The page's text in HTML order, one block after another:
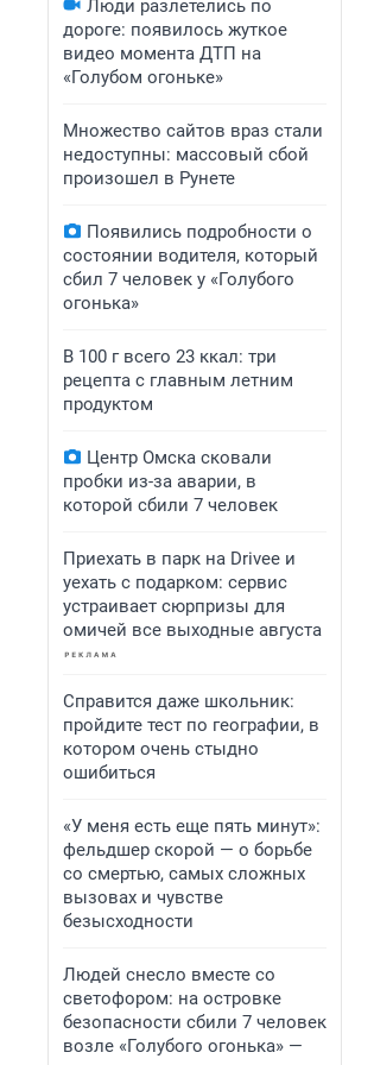
Люди разлетелись по
дороге: появилось жуткое
видео момента ДТП на
«Голубом огоньке»
Множество сайтов враз стали
недоступны: массовый сбой
произошел в Рунете
Появились подробности о
состоянии водителя, который
сбил 7 человек у «Голубого
огонька»
В 100 г всего 23 ккал: три
рецепта с главным летним
продуктом
Центр Омска сковали
пробки из-за аварии, в
которой сбили 7 человек
Приехать в парк на Drivee и
уехать с подарком: сервис
устраивает сюрпризы для
омичей все выходные августа
Справится даже школьник:
пройдите тест по географии, в
котором очень стыдно
ошибиться
«У меня есть еще пять минут»:
фельдшер скорой — о борьбе
со смертью, самых сложных
вызовах и чувстве
безысходности
Людей снесло вместе со
светофором: на островке
безопасности сбили 7 человек
возле «Голубого огонька» —